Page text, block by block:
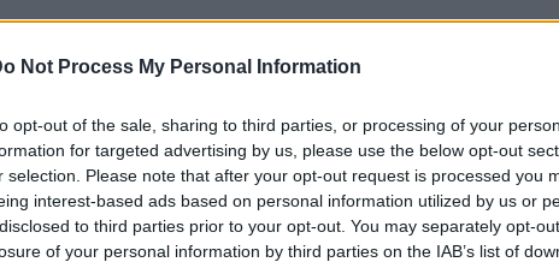
Not Process My Personal Information
opt-out of the sale, sharing to third parties, or processing of your
for targeted advertising by us, please use the below opt-out
selection. Please note that after your opt-out request is processed you
interest-based ads based on personal information utilized by us or
to third parties prior to your opt-out. You may separately opt-
of your personal information by third parties on the IAB’s list of
και αποφασιστικότητα.
μέση.